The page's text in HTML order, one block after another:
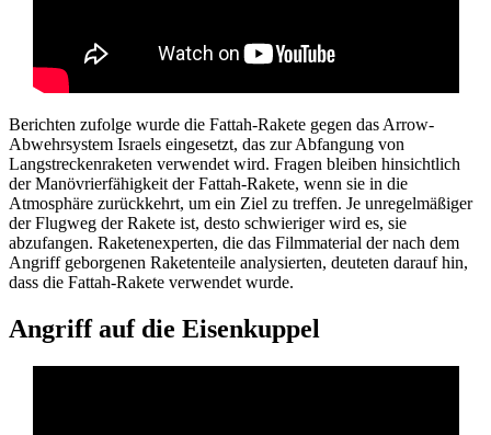
Berichten zufolge wurde die Fattah-Rakete gegen das Arrow-
Abwehrsystem Israels eingesetzt, das zur Abfangung von
Langstreckenraketen verwendet wird. Fragen bleiben hinsichtlich
der Manövrierfähigkeit der Fattah-Rakete, wenn sie in die
Atmosphäre zurückkehrt, um ein Ziel zu treffen. Je unregelmäßiger
der Flugweg der Rakete ist, desto schwieriger wird es, sie
abzufangen. Raketenexperten, die das Filmmaterial der nach dem
Angriff geborgenen Raketenteile analysierten, deuteten darauf hin,
dass die Fattah-Rakete verwendet wurde.
Angriff auf die Eisenkuppel